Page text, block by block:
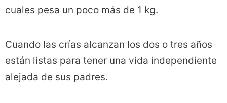
cuales pesa un poco más de 1 kg.
Cuando las crías alcanzan los dos o tres años
están listas para tener una vida independiente
alejada de sus padres.